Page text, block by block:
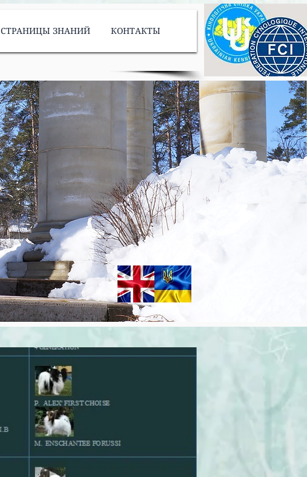
СТРАНИЦЫ ЗНАНИЙ КОНТАКТЫ